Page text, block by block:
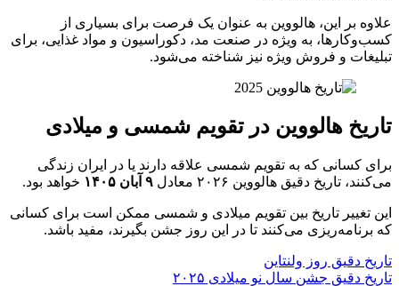
علاوه بر این، هالووین به عنوان یک فرصت برای بسیاری از
کسب‌وکارها، به ویژه در صنعت مد، دکوراسیون و مواد غذایی، برای
تبلیغات و فروش ویژه نیز شناخته می‌شود.
تاریخ هالووین در تقویم شمسی و میلادی
برای کسانی که به تقویم شمسی علاقه دارند یا در ایران زندگی
می‌کنند، تاریخ دقیق هالووین ۲۰۲۶ معادل
۹ آبان ۱۴۰۵ خواهد بود.
این تغییر تاریخ بین تقویم میلادی و شمسی ممکن است برای کسانی
که برنامه‌ریزی می‌کنند تا در این روز جشن بگیرند، مفید باشد.
تاریخ دقیق روز ولنتاین
تاریخ دقیق جشن سال نو میلادی ۲۰۲۵